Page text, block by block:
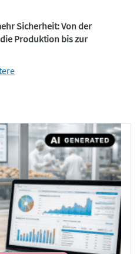
Sicherheit: Von der
Produktion bis zur